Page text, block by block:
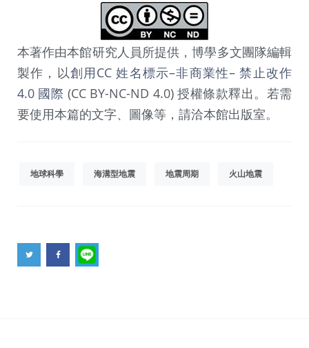
本著作由本館研究人員所提供，博學多文團隊編輯
製作，以創用CC 姓名標示–非商業性– 禁止改作
4.0 國際 (CC BY-NC-ND 4.0) 授權條款釋出。若需
要使用本篇的文字、圖像等，請洽本館出版室。
地球科學 海溝型地震 地震周期 火山地震